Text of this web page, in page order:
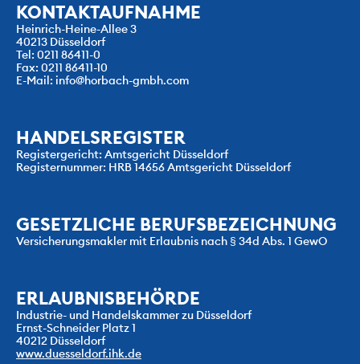
KONTAKTAUFNAHME
Heinrich-Heine-Allee 3
40213 Düsseldorf
Tel: 0211 86411-0
Fax: 0211 86411-10
E-Mail: info@horbach-gmbh.com
HANDELSREGISTER
Registergericht: Amtsgericht Düsseldorf
Registernummer: HRB 14656 Amtsgericht Düsseldorf
GESETZLICHE BERUFSBEZEICHNUNG
Versicherungsmakler mit Erlaubnis nach § 34d Abs. 1 GewO
ERLAUBNISBEHÖRDE
Industrie- und Handelskammer zu Düsseldorf
Ernst-Schneider Platz 1
40212 Düsseldorf
www.duesseldorf.ihk.de